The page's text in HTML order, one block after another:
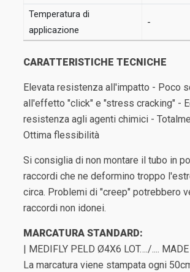
Temperatura di
applicazione
-
CARATTERISTICHE TECNICHE
Elevata resistenza all'impatto - Poco
all'effetto "click" e "stress cracking" -
resistenza agli agenti chimici -
Ottima flessibilità
Si consiglia di non montare il tubo in
raccordi che ne deformino troppo
circa. Problemi di "creep" potrebbero
raccordi non idonei.
MARCATURA STANDARD:
| MEDIFLY PELD Ø4X6 LOT…./....
La marcatura viene stampata ogni